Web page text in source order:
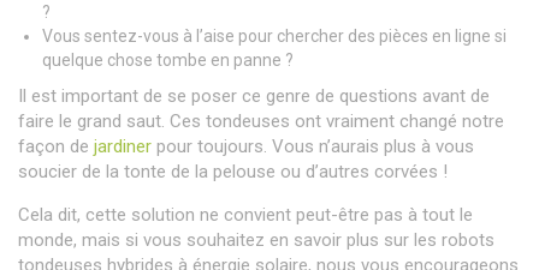
?
Vous sentez-vous à l’aise pour chercher des pièces en ligne si
quelque chose tombe en panne ?
Il est important de se poser ce genre de questions avant de
faire le grand saut. Ces tondeuses ont vraiment changé notre
façon de jardiner pour toujours. Vous n’aurais plus à vous
soucier de la tonte de la pelouse ou d’autres corvées !
Cela dit, cette solution ne convient peut-être pas à tout le
monde, mais si vous souhaitez en savoir plus sur les robots